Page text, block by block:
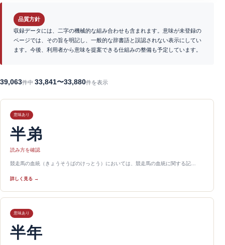
品質方針
収録データには、二字の機械的な組み合わせも含まれます。意味が未登録の
ページでは、その旨を明記し、一般的な辞書語と誤認されない表示にしてい
ます。今後、利用者から意味を提案できる仕組みの整備も予定しています。
39,063件中 33,841〜33,880件を表示
意味あり
半弟
読み方を確認
競走馬の血統（きょうそうばのけっとう）においては、競走馬の血統に関する記…
詳しく見る →
意味あり
半年